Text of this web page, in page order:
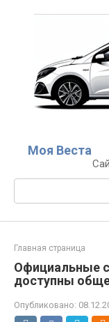
Моя Веста
Поиск:
Главная страница
Официальные
доступны
Опубликовано: